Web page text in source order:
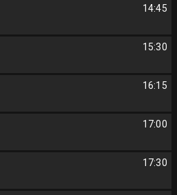
14:45
15:30
16:15
17:00
17:30